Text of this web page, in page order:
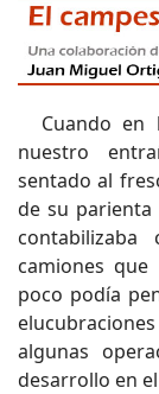
Cuando en
nuestro
sentado al
de su parienta
camiones
poco podía
algunas
desarrollo en